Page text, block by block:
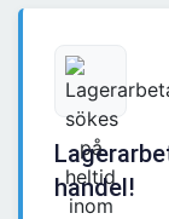
handel!